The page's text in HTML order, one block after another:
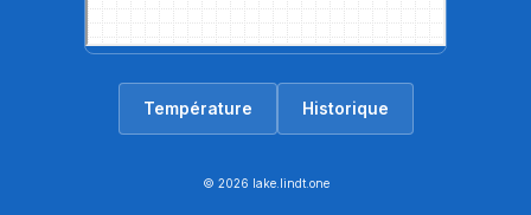
Température Historique
© 2026 lake.lindt.one